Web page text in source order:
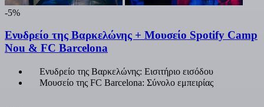
-5%
Ενυδρείο της Βαρκελώνης + Μουσείο Spotify Camp
Nou & FC Barcelona
Ενυδρείο της Βαρκελώνης: Εισιτήριο εισόδου
Μουσείο της FC Barcelona: Σύνολο εμπειρίας